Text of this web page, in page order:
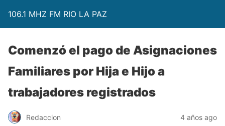
106.1 MHZ FM RIO LA PAZ
Comenzó el pago de Asignaciones
Familiares por Hija e Hijo a
trabajadores registrados
Redaccion 4 años ago